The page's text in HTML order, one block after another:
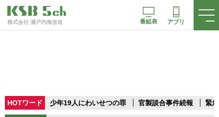
株式会社 瀬戸内海放送 番組表 アプリ
HOTワード 少年19人にわいせつの罪 官製談合事件続報 緊